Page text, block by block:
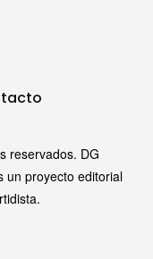
reservados. DG
un proyecto editorial